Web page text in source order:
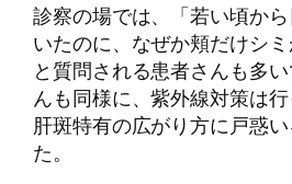
診察の場では、「若い頃か
いたのに、なぜか頬だけシミ
と質問される患者さんも多
んも同様に、紫外線対策は行
肝斑特有の広がり方に戸惑
た。